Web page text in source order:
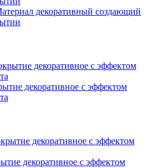
декоративный создающий
декоративное с эффектом
декоративное с эффектом